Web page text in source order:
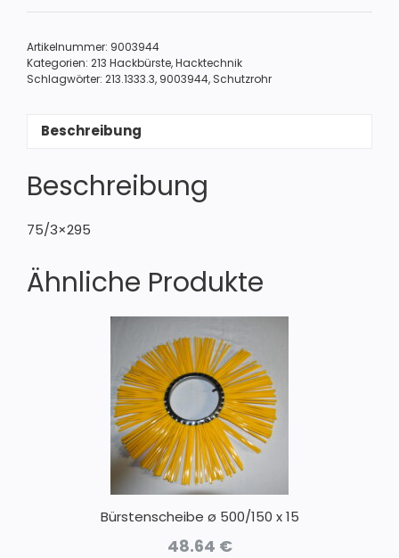
Artikelnummer: 9003944
Kategorien: 213 Hackbürste,Hacktechnik
Schlagwörter: 213.1333.3, 9003944, Schutzrohr
Beschreibung
Beschreibung
75/3×295
Ähnliche Produkte
Bürstenscheibe ø 500/150 x 15
48.64 €